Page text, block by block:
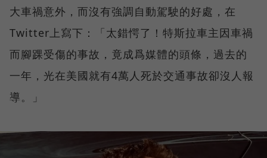
大車禍意外，而沒有強調自動駕駛的好處，在
Twitter上寫下：「太錯愕了！特斯拉車主因車禍
而腳踝受傷的事故，竟成爲媒體的頭條，過去的
一年，光在美國就有4萬人死於交通事故卻沒人報
導。」